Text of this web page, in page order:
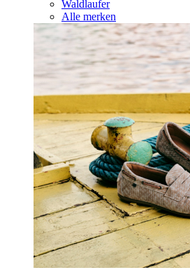
Waldlaufer
Alle merken